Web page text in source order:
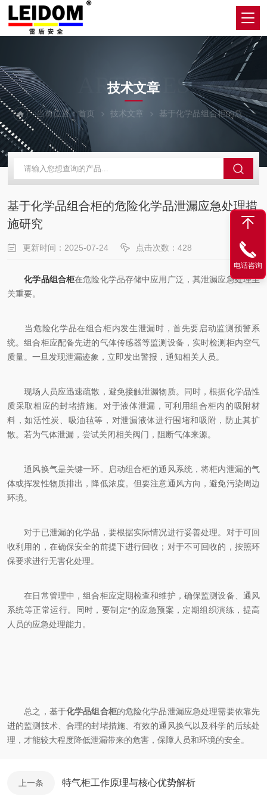
ARTICLES
技术文章
当前位置：首页 技术文章 基于化学品组合柜的危险化学品泄漏应急处理措施研究
基于化学品组合柜的危险化学品泄漏应急处理措
施研究
更新时间：2025-07-24 点击次数：428
化学品组合柜在危险化学品存储中应用广泛，其泄漏应急处理至
关重要。
当危险化学品在组合柜内发生泄漏时，首先要启动监测预警系
统。组合柜应配备先进的气体传感器等监测设备，实时检测柜内空气
质量。一旦发现泄漏迹象，立即发出警报，通知相关人员。
现场人员应迅速疏散，避免接触泄漏物质。同时，根据化学品性
质采取相应的封堵措施。对于液体泄漏，可利用组合柜内的吸附材
料，如活性炭、吸油毡等，对泄漏液体进行围堵和吸附，防止其扩
散。若为气体泄漏，尝试关闭相关阀门，阻断气体来源。
通风换气是关键一环。启动组合柜的通风系统，将柜内泄漏的气
体或挥发性物质排出，降低浓度。但要注意通风方向，避免污染周边
环境。
对于已泄漏的化学品，要根据实际情况进行妥善处理。对于可回
收利用的，在确保安全的前提下进行回收；对于不可回收的，按照环
保要求进行无害化处理。
在日常管理中，组合柜应定期检查和维护，确保监测设备、通风
系统等正常运行。同时，要制定*的应急预案，定期组织演练，提高
人员的应急处理能力。
总之，基于化学品组合柜的危险化学品泄漏应急处理需要依靠先
进的监测技术、合理的封堵措施、有效的通风换气以及科学的后续处
理，才能较大程度降低泄漏带来的危害，保障人员和环境的安全。
上一条 特气柜工作原理与核心优势解析
电话咨询